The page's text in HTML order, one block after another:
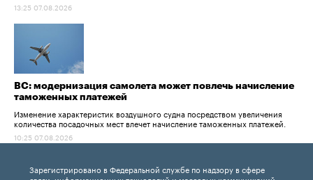
13:25 07.08.2026
ВС: модернизация самолета может повлечь начисление
таможенных платежей
Изменение характеристик воздушного судна посредством увеличения
количества посадочных мест влечет начисление таможенных платежей.
10:25 07.08.2026
Зарегистрировано в Федеральной службе по надзору в сфере